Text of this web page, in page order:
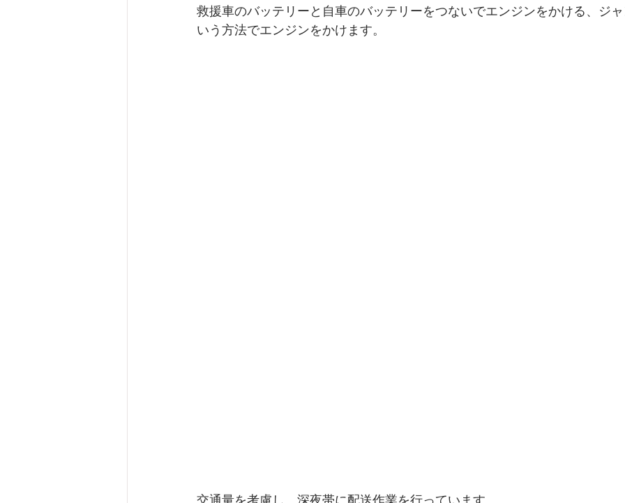
救援車のバッテリーと自車のバッテリーをつないでエンジンをかける、ジ
いう方法でエンジンをかけます。
交通量を考慮し、深夜帯に配送作業を行っています。